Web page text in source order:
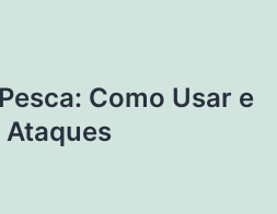
Como Usar e